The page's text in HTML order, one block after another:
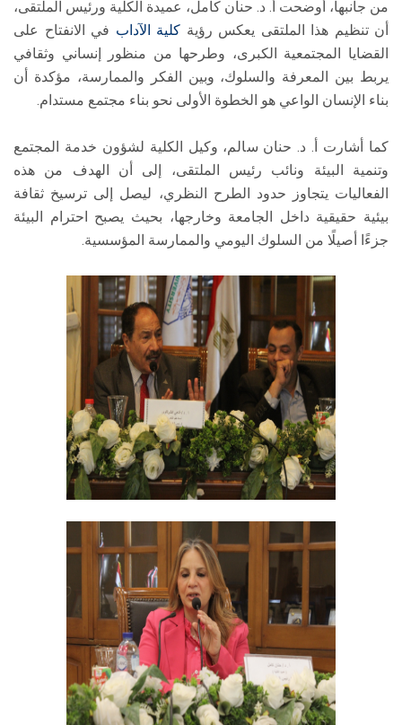
من جانبها، أوضحت أ. د. حنان كامل، عميدة الكلية ورئيس الملتقى،
أن تنظيم هذا الملتقى يعكس رؤية كلية الآداب في الانفتاح على
القضايا المجتمعية الكبرى، وطرحها من منظور إنساني وثقافي
يربط بين المعرفة والسلوك، وبين الفكر والممارسة، مؤكدة أن
بناء الإنسان الواعي هو الخطوة الأولى نحو بناء مجتمع مستدام.
كما أشارت أ. د. حنان سالم، وكيل الكلية لشؤون خدمة المجتمع
وتنمية البيئة ونائب رئيس الملتقى، إلى أن الهدف من هذه
الفعاليات يتجاوز حدود الطرح النظري، ليصل إلى ترسيخ ثقافة
بيئية حقيقية داخل الجامعة وخارجها، بحيث يصبح احترام البيئة
جزءًا أصيلًا من السلوك اليومي والممارسة المؤسسية.